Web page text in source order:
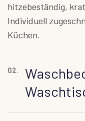
hitzebeständig,
Individuell
Küchen.
02.